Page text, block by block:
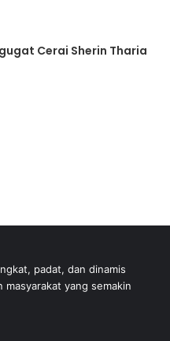
Cerai Sherin Tharia
padat, dan dinamis
yang semakin